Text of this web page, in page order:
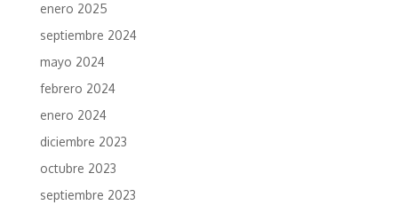
enero 2025
septiembre 2024
mayo 2024
febrero 2024
enero 2024
diciembre 2023
octubre 2023
septiembre 2023